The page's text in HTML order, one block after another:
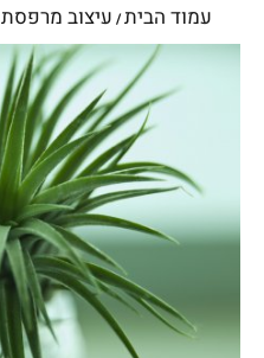
עמוד הבית/ עיצוב מרפסת